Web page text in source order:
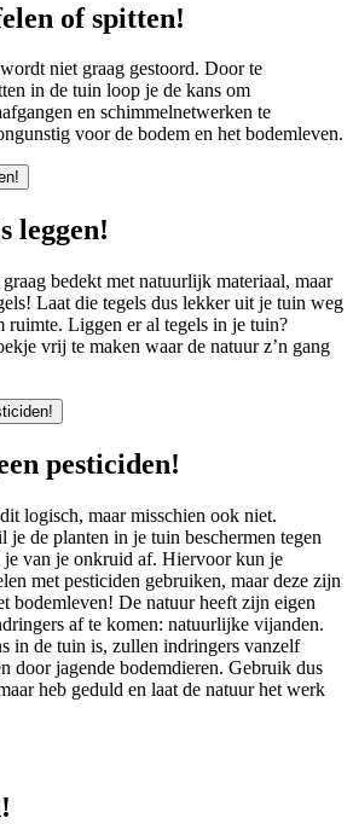
of spitten!
niet graag gestoord. Door te
in de tuin loop je de kans om
en schimmelnetwerken te
voor de bodem en het bodemleven.
leggen!
bedekt met natuurlijk materiaal, maar
Laat die tegels dus lekker uit je tuin weg
ruimte. Liggen er al tegels in je tuin?
vrij te maken waar de natuur z’n gang
pesticiden!
logisch, maar misschien ook niet.
de planten in je tuin beschermen tegen
van je onkruid af. Hiervoor kun je
met pesticiden gebruiken, maar deze zijn
bodemleven! De natuur heeft zijn eigen
af te komen: natuurlijke vijanden.
in de tuin is, zullen indringers vanzelf
door jagende bodemdieren. Gebruik dus
heb geduld en laat de natuur het werk